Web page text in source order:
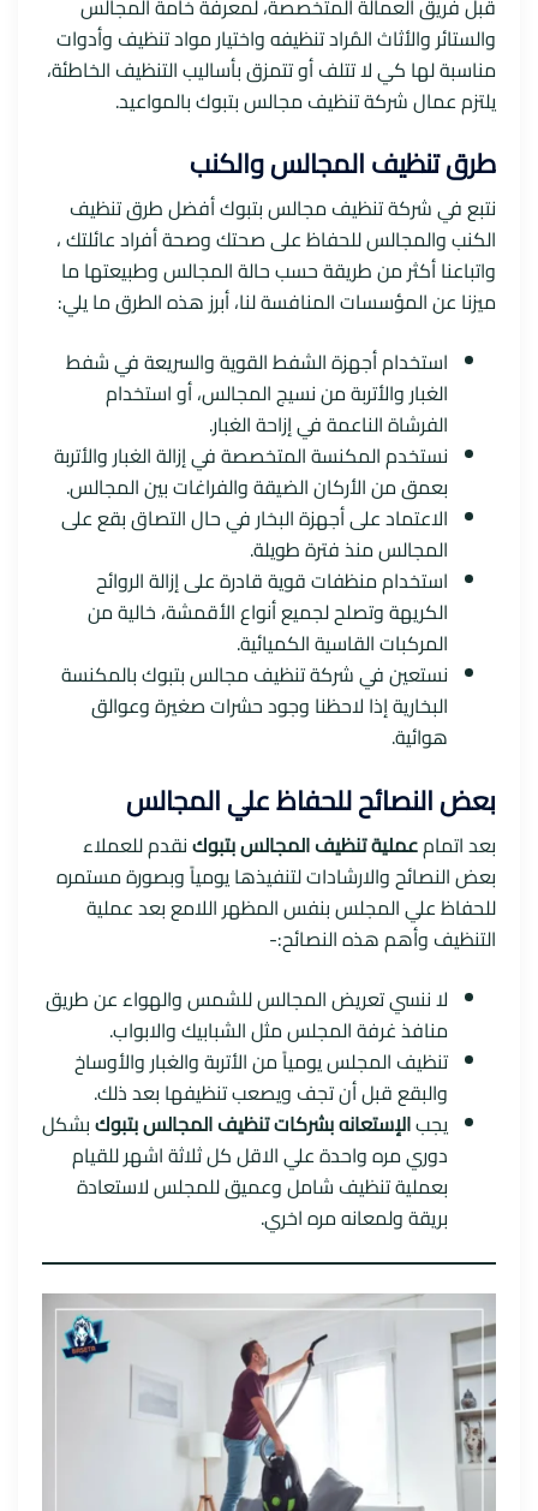
والستائر والأثاث المُراد تنظيفه واختيار مواد تنظيف وأدوات
مناسبة لها كي لا تتلف أو تتمزق بأساليب التنظيف الخاطئة،
يلتزم عمال شركة تنظيف مجالس بتبوك بالمواعيد.
طرق تنظيف المجالس والكنب
نتبع في شركة تنظيف مجالس بتبوك أفضل طرق تنظيف
الكنب والمجالس للحفاظ على صحتك وصحة أفراد عائلتك ،
واتباعنا أكثر من طريقة حسب حالة المجالس وطبيعتها ما
ميزنا عن المؤسسات المنافسة لنا، أبرز هذه الطرق ما يلي:
استخدام أجهزة الشفط القوية والسريعة في شفط
الغبار والأتربة من نسيج المجالس، أو استخدام
الفرشاة الناعمة في إزاحة الغبار.
نستخدم المكنسة المتخصصة في إزالة الغبار والأتربة
بعمق من الأركان الضيقة والفراغات بين المجالس.
الاعتماد على أجهزة البخار في حال التصاق بقع على
المجالس منذ فترة طويلة.
استخدام منظفات قوية قادرة على إزالة الروائح
الكريهة وتصلح لجميع أنواع الأقمشة، خالية من
المركبات القاسية الكميائية.
نستعين في شركة تنظيف مجالس بتبوك بالمكنسة
البخارية إذا لاحظنا وجود حشرات صغيرة وعوالق
هوائية.
بعض النصائح للحفاظ علي المجالس
بعد اتمامعملية تنظيف المجالس بتبوكنقدم للعملاء
بعض النصائح والارشادات لتنفيذها يومياً وبصورة مستمره
للحفاظ علي المجلس بنفس المظهر اللامع بعد عملية
التنظيف وأهم هذه النصائح:-
لا ننسي تعريض المجالس للشمس والهواء عن طريق
منافذ غرفة المجلس مثل الشبابيك والابواب.
تنظيف المجلس يومياً من الأتربة والغبار والأوساخ
والبقع قبل أن تجف ويصعب تنظيفها بعد ذلك.
يجبالإستعانه بشركات تنظيف المجالس بتبوكبشكل
دوري مره واحدة علي الاقل كل ثلاثة اشهر للقيام
بعملية تنظيف شامل وعميق للمجلس لاستعادة
بريقة ولمعانه مره اخري.